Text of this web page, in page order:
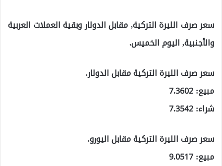
سعر صرف الليرة التركية, مقابل الدولار وبقية العملات العربية
والأجنبية, اليوم الخميس.
سعر صرف الليرة التركية مقابل الدولار.
مبيع: 7.3602
شراء: 7.3542
سعر صرف الليرة التركية مقابل اليورو.
مبيع: 9.0517